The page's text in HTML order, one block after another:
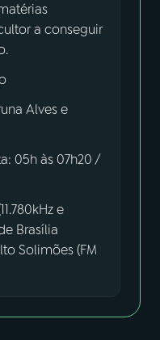
a conseguir
Alves e
05h às 07h20 /
e
Brasília
Solimões (FM